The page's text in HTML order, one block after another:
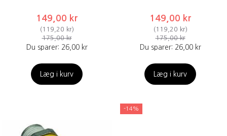
149,00 kr
(119,20 kr)
175,00 kr
Du sparer: 26,00 kr
Læg i kurv
149,00 kr
(119,20 kr)
175,00 kr
Du sparer: 26,00 kr
Læg i kurv
-14%